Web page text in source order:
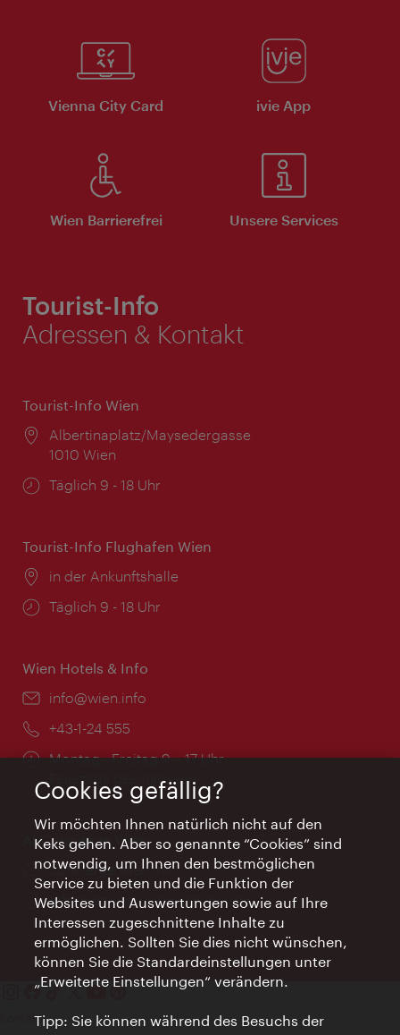
Vienna City Card ivie App
Wien Barrierefrei Unsere Services
Tourist-Info
Adressen & Kontakt
Tourist-Info Wien
Ort:
Albertinaplatz/Maysedergasse
1010 Wien
Öffnungszeiten:
Täglich 9 - 18 Uhr
Tourist-Info Flughafen Wien
Ort:
in der Ankunftshalle
Öffnungszeiten:
Täglich 9 - 18 Uhr
Wien Hotels & Info
Email:
info@wien.info
Telefon:
+43-1-24 555
Öffnungszeiten:
Montag - Freitag 9 – 17 Uhr
Feiertags geschlossen
AI Concierge Wien
Ort:
concierge.wien.info
Öffnungszeiten:
Informationen rund um die Uhr
Kontakt
Cookies gefällig?
Wir möchten Ihnen natürlich nicht auf den
Keks gehen. Aber so genannte “Cookies” sind
notwendig, um Ihnen den bestmöglichen
Service zu bieten und die Funktion der
Websites und Auswertungen sowie auf Ihre
Interessen zugeschnittene Inhalte zu
ermöglichen. Sollten Sie dies nicht wünschen,
können Sie die Standardeinstellungen unter
„Erweiterte Einstellungen“ verändern.
Tipp: Sie können während des Besuchs der